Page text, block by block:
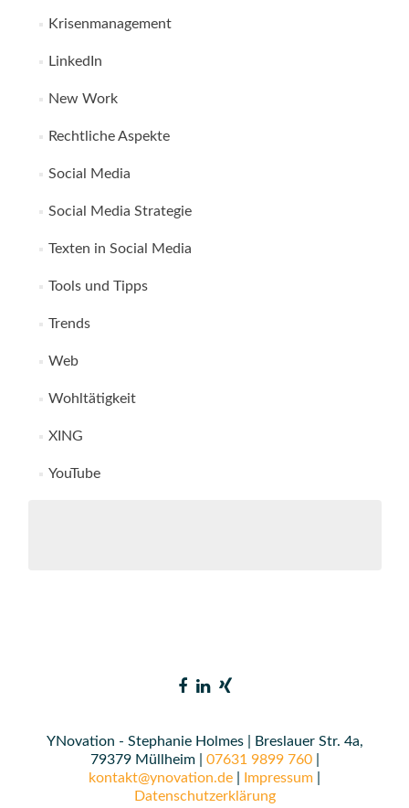
Krisenmanagement
LinkedIn
New Work
Rechtliche Aspekte
Social Media
Social Media Strategie
Texten in Social Media
Tools und Tipps
Trends
Web
Wohltätigkeit
XING
YouTube
YNovation - Stephanie Holmes | Breslauer Str. 4a,
79379 Müllheim | 07631 9899 760|
kontakt@ynovation.de
Impressum
Datenschutzerklärung